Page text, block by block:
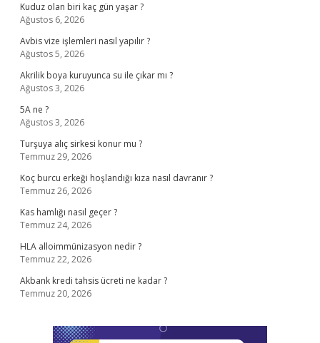
Kuduz olan biri kaç gün yaşar ?
Ağustos 6, 2026
Avbis vize işlemleri nasıl yapılır ?
Ağustos 5, 2026
Akrilik boya kuruyunca su ile çıkar mı ?
Ağustos 3, 2026
5A ne ?
Ağustos 3, 2026
Turşuya alıç sirkesi konur mu ?
Temmuz 29, 2026
Koç burcu erkeği hoşlandığı kıza nasıl davranır ?
Temmuz 26, 2026
Kas hamlığı nasıl geçer ?
Temmuz 24, 2026
HLA alloimmünizasyon nedir ?
Temmuz 22, 2026
Akbank kredi tahsis ücreti ne kadar ?
Temmuz 20, 2026